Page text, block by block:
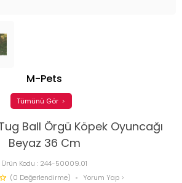
Ball Örgü Köpek Oyuncağı
Beyaz 36 Cm
Ürün Kodu : 244-50009.01
(0 Değerlendirme)
Yorum Yap
M-Pets
Tümünü Gör